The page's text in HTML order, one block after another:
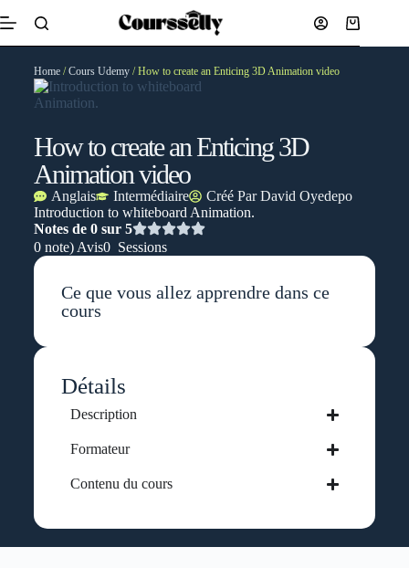
Home/Cours Udemy/ How to create an Enticing 3D Animation video
How to create an Enticing 3D
Animation video
Anglais Intermédiaire Créé ParDavid Oyedepo
Introduction to whiteboard Animation.
Notes de 0 sur 5
0 note) Avis0 Sessions
Ce que vous allez apprendre dans ce
cours
Détails
Description
Formateur
Contenu du cours